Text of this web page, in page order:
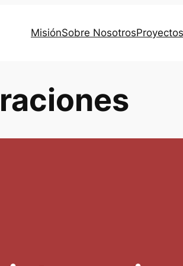
MisiónSobre NosotrosProyectos